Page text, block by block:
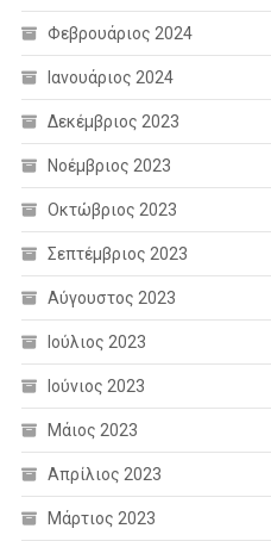
Φεβρουάριος 2024
Ιανουάριος 2024
Δεκέμβριος 2023
Νοέμβριος 2023
Οκτώβριος 2023
Σεπτέμβριος 2023
Αύγουστος 2023
Ιούλιος 2023
Ιούνιος 2023
Μάιος 2023
Απρίλιος 2023
Μάρτιος 2023